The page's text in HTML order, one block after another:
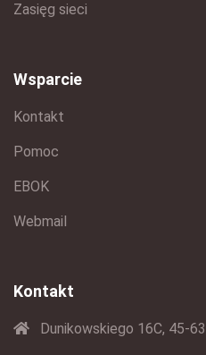
Zasięg sieci
Wsparcie
Kontakt
Pomoc
EBOK
Webmail
Kontakt
Dunikowskiego 16C, 45-